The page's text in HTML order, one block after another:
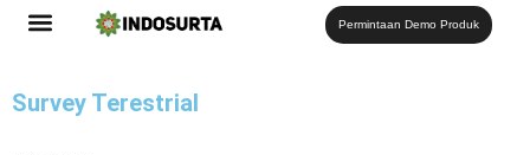
Permintaan Demo Produk
Survey Terestrial